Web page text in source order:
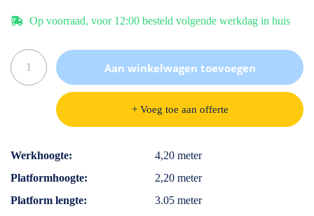
Op voorraad, voor 12:00 besteld volgende werkdag in huis
Aan winkelwagen toevoegen
+ Voeg toe aan offerte
Specificaties
Werkhoogte
4,20 meter
Platformhoogte
2,20 meter
Platform lengte
3.05 meter